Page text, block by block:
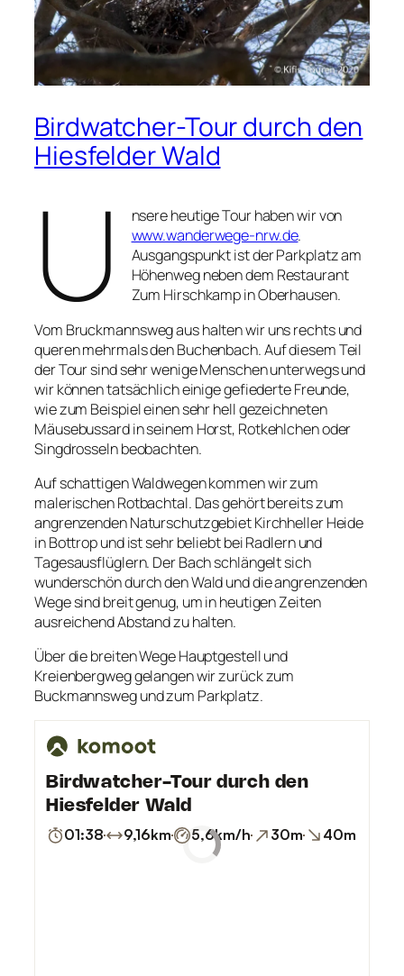
Birdwatcher-Tour durch den
Hiesfelder Wald
U
nsere heutige Tour haben wir von
www.wanderwege-nrw.de.
Ausgangspunkt ist der Parkplatz am
Höhenweg neben dem Restaurant
Zum Hirschkamp in Oberhausen.
Vom Bruckmannsweg aus halten wir uns rechts und
queren mehrmals den Buchenbach. Auf diesem Teil
der Tour sind sehr wenige Menschen unterwegs und
wir können tatsächlich einige gefiederte Freunde,
wie zum Beispiel einen sehr hell gezeichneten
Mäusebussard in seinem Horst, Rotkehlchen oder
Singdrosseln beobachten.
Auf schattigen Waldwegen kommen wir zum
malerischen Rotbachtal. Das gehört bereits zum
angrenzenden Naturschutzgebiet Kirchheller Heide
in Bottrop und ist sehr beliebt bei Radlern und
Tagesausflüglern. Der Bach schlängelt sich
wunderschön durch den Wald und die angrenzenden
Wege sind breit genug, um in heutigen Zeiten
ausreichend Abstand zu halten.
Über die breiten Wege Hauptgestell und
Kreienbergweg gelangen wir zurück zum
Buckmannsweg und zum Parkplatz.